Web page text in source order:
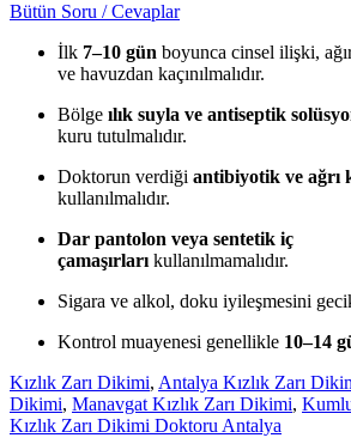
Bütün Soru / Cevaplar
İlk 7–10 gün boyunca cinsel ilişki,
ve havuzdan kaçınılmalıdır.
Bölge ılık suyla ve antiseptik
kuru tutulmalıdır.
Doktorun verdiği antibiyotik ve ağrı
kullanılmalıdır.
Dar pantolon veya sentetik iç
çamaşırları kullanılmamalıdır.
Sigara ve alkol, doku iyileşmesini
Kontrol muayenesi genellikle 10–14
Kızlık Zarı Dikimi, Antalya Kızlık Zarı
Dikimi, Manavgat Kızlık Zarı Dikimi,
Kızlık Zarı Dikimi Doktoru Antalya